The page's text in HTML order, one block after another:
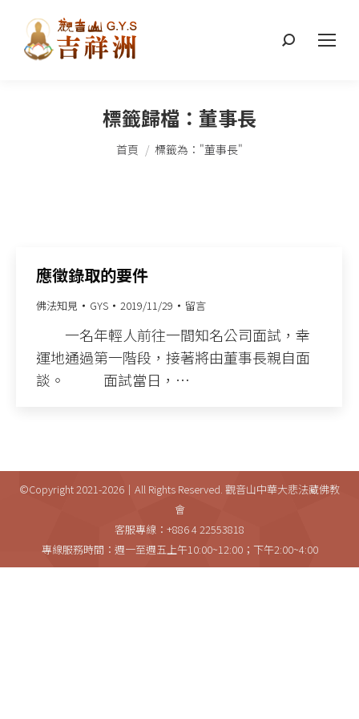
搜
標籤歸檔： 董事長
您在這裡：
首頁 標籤為："董事長"
應徵錄取的要件
佛法知見 GYS 2019/11/29 留言
一名年輕人前往一間知名公司面試，幸
運地通過第一階段，接著將由董事長親自面
談。 面試當日，…
©Copyright 2021-2026｜All Rights Reserved. 觀音山中華大悲法藏佛教
會
客服專線：+886 4 22553818
專線服務時間：週一至週五上午10:00~12:00；下午2:00~4:00